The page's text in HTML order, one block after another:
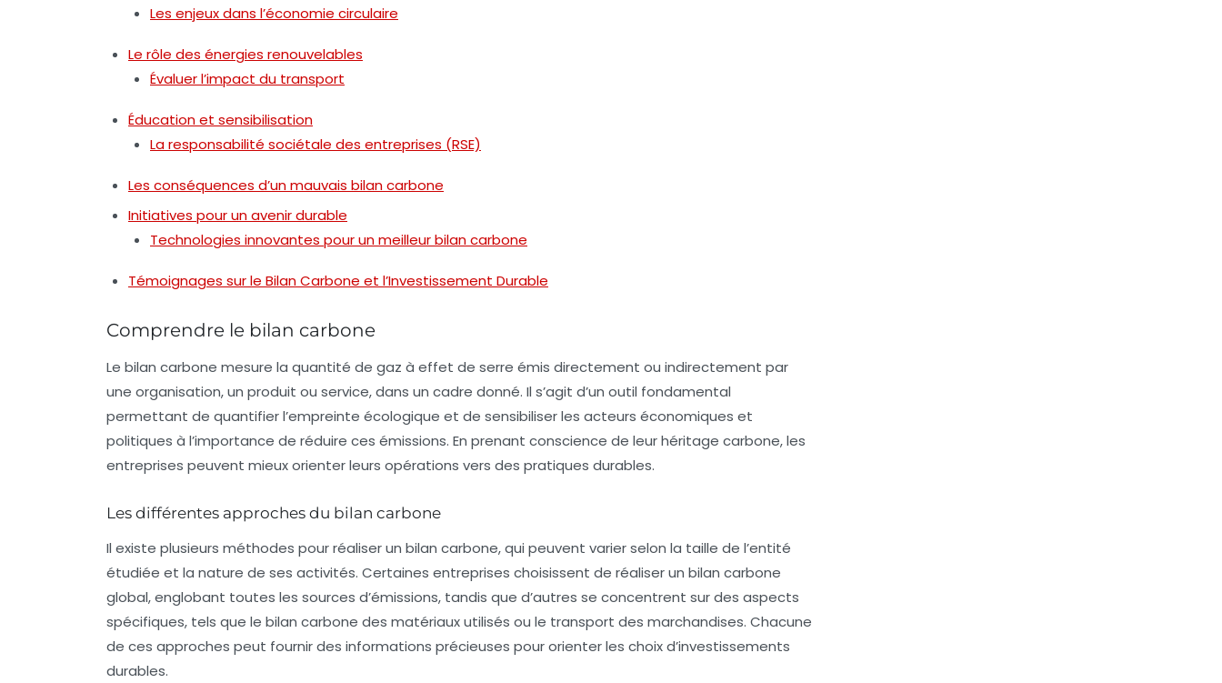
Les enjeux dans l’économie circulaire
Le rôle des énergies renouvelables
Évaluer l’impact du transport
Éducation et sensibilisation
La responsabilité sociétale des entreprises (RSE)
Les conséquences d’un mauvais bilan carbone
Initiatives pour un avenir durable
Technologies innovantes pour un meilleur bilan carbone
Témoignages sur le Bilan Carbone et l’Investissement Durable
Comprendre le bilan carbone
Le bilan carbone mesure la quantité de gaz à effet de serre émis directement ou indirectement par
une organisation, un produit ou service, dans un cadre donné. Il s’agit d’un outil fondamental
permettant de quantifier l’empreinte écologique et de sensibiliser les acteurs économiques et
politiques à l’importance de réduire ces émissions. En prenant conscience de leur héritage carbone, les
entreprises peuvent mieux orienter leurs opérations vers des pratiques durables.
Les différentes approches du bilan carbone
Il existe plusieurs méthodes pour réaliser un bilan carbone, qui peuvent varier selon la taille de l’entité
étudiée et la nature de ses activités. Certaines entreprises choisissent de réaliser un bilan carbone
global, englobant toutes les sources d’émissions, tandis que d’autres se concentrent sur des aspects
spécifiques, tels que le bilan carbone des matériauxutilisés ou le transport des marchandises. Chacune
de ces approches peut fournir des informations précieuses pour orienter les choix d’investissements
durables.